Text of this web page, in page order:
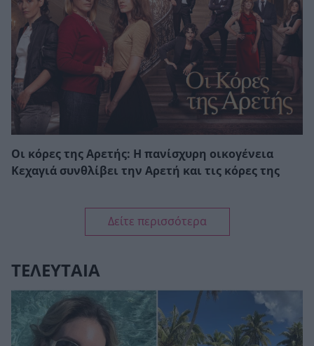
Οι κόρες της Αρετής: Η πανίσχυρη οικογένεια
Κεχαγιά συνθλίβει την Αρετή και τις κόρες της
Δείτε περισσότερα
ΤΕΛΕΥΤΑΙΑ